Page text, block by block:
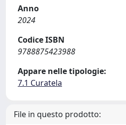
Anno
2024
Codice ISBN
9788875423988
Appare nelle tipologie:
7.1 Curatela
File in questo prodotto: